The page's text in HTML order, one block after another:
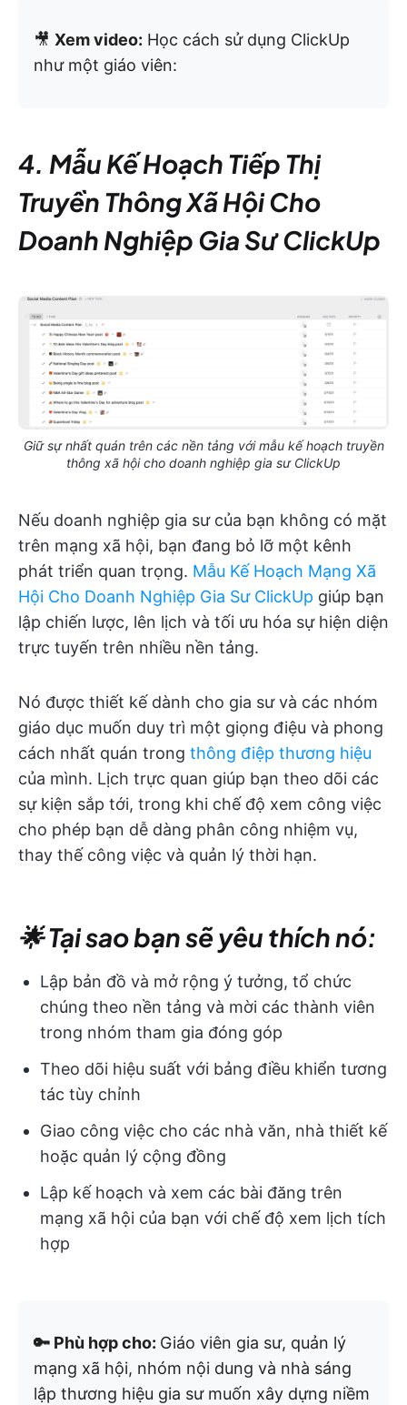
🎥 Xem video: Học cách sử dụng ClickUp
như một giáo viên:
4. Mẫu Kế Hoạch Tiếp Thị
Truyền Thông Xã Hội Cho
Doanh Nghiệp Gia Sư ClickUp
Giữ sự nhất quán trên các nền tảng với mẫu kế hoạch truyền
thông xã hội cho doanh nghiệp gia sư ClickUp
Nếu doanh nghiệp gia sư của bạn không có mặt
trên mạng xã hội, bạn đang bỏ lỡ một kênh
phát triển quan trọng. Mẫu Kế Hoạch Mạng Xã
Hội Cho Doanh Nghiệp Gia Sư ClickUp giúp bạn
lập chiến lược, lên lịch và tối ưu hóa sự hiện diện
trực tuyến trên nhiều nền tảng.
Nó được thiết kế dành cho gia sư và các nhóm
giáo dục muốn duy trì một giọng điệu và phong
cách nhất quán trong thông điệp thương hiệu
của mình. Lịch trực quan giúp bạn theo dõi các
sự kiện sắp tới, trong khi chế độ xem công việc
cho phép bạn dễ dàng phân công nhiệm vụ,
thay thế công việc và quản lý thời hạn.
🌟 Tại sao bạn sẽ yêu thích nó:
Lập bản đồ và mở rộng ý tưởng, tổ chức
chúng theo nền tảng và mời các thành viên
trong nhóm tham gia đóng góp
Theo dõi hiệu suất với bảng điều khiển tương
tác tùy chỉnh
Giao công việc cho các nhà văn, nhà thiết kế
hoặc quản lý cộng đồng
Lập kế hoạch và xem các bài đăng trên
mạng xã hội của bạn với chế độ xem lịch tích
hợp
🔑 Phù hợp cho: Giáo viên gia sư, quản lý
mạng xã hội, nhóm nội dung và nhà sáng
lập thương hiệu gia sư muốn xây dựng niềm